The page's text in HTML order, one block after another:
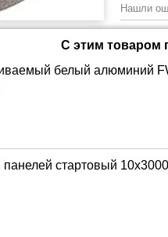
Нашли
С этим товаром
белый алюминий
стартовый